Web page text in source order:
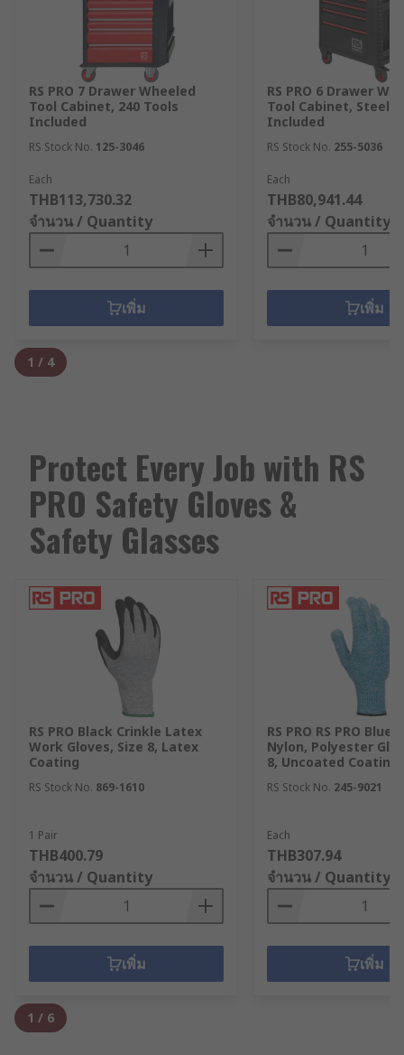
RS PRO 7 Drawer Wheeled
Tool Cabinet, 240 Tools
Included
RS Stock No. 125-3046
Each
THB113,730.32
จำนวน / Quantity
เพิ่ม
RS PRO 6 Drawer
Tool Cabinet, Steel,
Included
RS Stock No. 255-5036
Each
THB80,941.44
จำนวน / Quantity
เพิ่ม
1 / 4
Protect Every Job with RS
PRO Safety Gloves &
Safety Glasses
RS PRO Black Crinkle Latex
Work Gloves, Size 8, Latex
Coating
RS Stock No. 869-1610
1 Pair
THB400.79
จำนวน / Quantity
เพิ่ม
RS PRO RS PRO Blue
Nylon, Polyester
8, Uncoated Coating
RS Stock No. 245-9021
Each
THB307.94
จำนวน / Quantity
เพิ่ม
1 / 6